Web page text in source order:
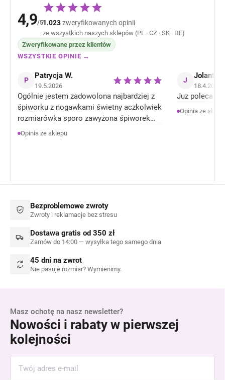
4,9/51.023zweryfikowanych opinii
ze wszystkich naszych sklepów (PL · CZ · SK · DE)
Zweryfikowane przez klientów
WSZYSTKIE OPINIE →
P Patrycja W.
19.5.2026
Ogólnie jestem zadowolona najbardziej z
śpiworku z nogawkami świetny aczkolwiek
rozmiarówka sporo zawyżona śpiworek
rozmiar 92 jest jak 104 rozmiar . Ale
Opinia ze sklepu
J Jolanta
18.4.2026
Juz poleca
Opinia ze
Bezproblemowe zwroty
Zwroty i reklamacje bez stresu
Dostawa gratis od 350 zł
Zamów do 14:00 — wysyłka tego samego dnia
45 dni na zwrot
Nie pasuje rozmiar? Wymienimy.
Masz ochotę na nasz newsletter?
Nowości i rabaty w pierwszej
kolejności